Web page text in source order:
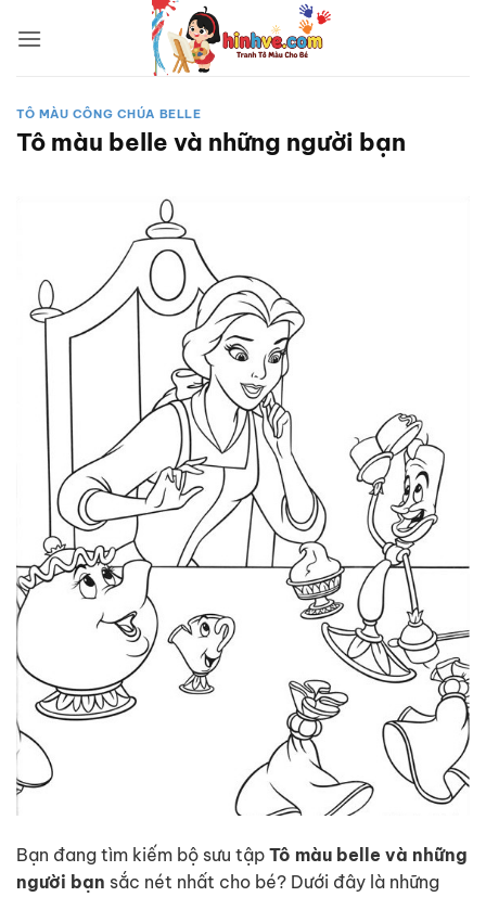
qua
TÔ MÀU CÔNG CHÚA BELLE
Tô màu belle và những người bạn
Bạn đang tìm kiếm bộ sưu tập Tô màu belle và những
người bạn sắc nét nhất cho bé? Dưới đây là những